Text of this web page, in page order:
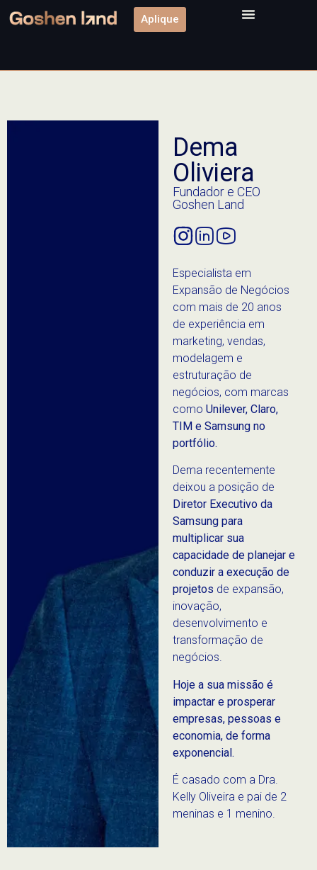
Aplique
Dema
Oliviera
Fundador e CEO
Goshen Land
Especialista em
Expansão de Negócios
com mais de 20 anos
de experiência em
marketing, vendas,
modelagem e
estruturação de
negócios, com marcas
como Unilever, Claro,
TIM e Samsung no
portfólio.
Dema recentemente
deixou a posição de
Diretor Executivo da
Samsung para
multiplicar sua
capacidade de planejar e
conduzir a execução de
projetos de expansão,
inovação,
desenvolvimento e
transformação de
negócios.
Hoje a sua missão é
impactar e prosperar
empresas, pessoas e
economia, de forma
exponencial.
É casado com a Dra.
Kelly Oliveira e pai de 2
meninas e 1 menino.